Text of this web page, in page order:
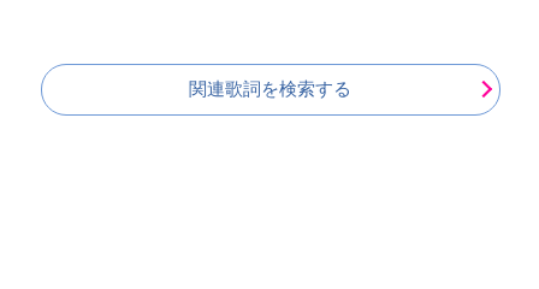
関連歌詞を検索する